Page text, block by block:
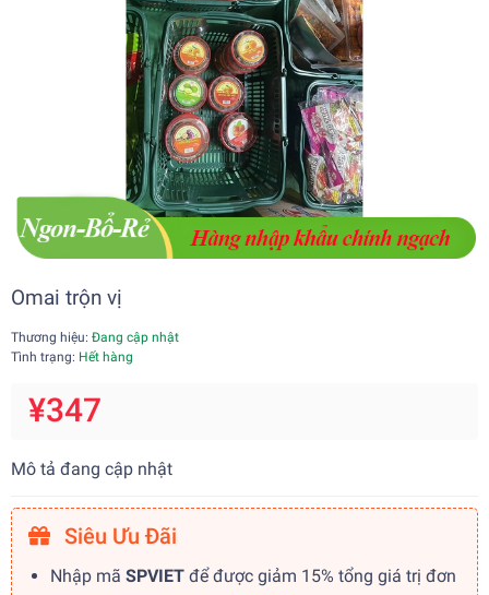
Omai trộn vị
Thương hiệu: Đang cập nhật
Tình trạng: Hết hàng
¥347
Mô tả đang cập nhật
Siêu Ưu Đãi
Nhập mã SPVIET để được giảm 15% tổng giá trị đơn